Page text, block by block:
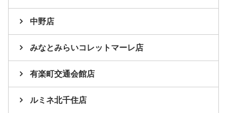
中野店
みなとみらいコレットマーレ店
有楽町交通会館店
ルミネ北千住店